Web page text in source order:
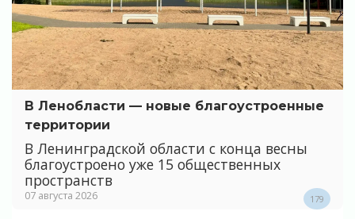
В Ленобласти — новые благоустроенные
территории
В Ленинградской области с конца весны
благоустроено уже 15 общественных
пространств
07 августа 2026 179